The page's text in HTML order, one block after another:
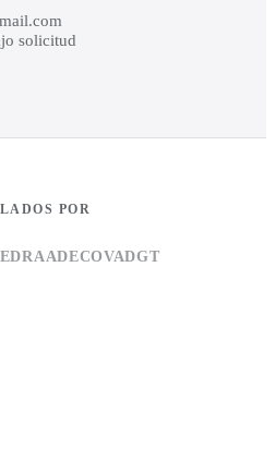
solicitud
POR
ADECOVADGT